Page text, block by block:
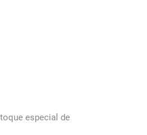
especial de